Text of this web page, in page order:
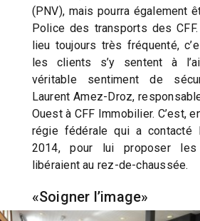
(PNV), mais pourra également
Police des transports des
lieu toujours très fréquenté,
les clients s’y sentent à
véritable sentiment de
Laurent Amez-Droz,
Ouest à CFF Immobilier. C’est,
régie fédérale qui a contacté
2014, pour lui proposer
libéraient au rez-de-chaussée.
«Soigner l’image»